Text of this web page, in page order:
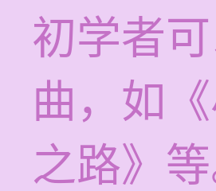
初学者
曲，如
之路》等